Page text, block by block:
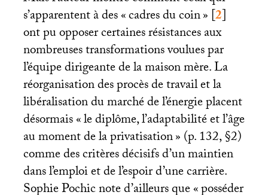
s’apparentent à des «cadres du coin»[2]
ont pu opposer certaines résistances aux
nombreuses transformations voulues par
l’équipe dirigeante de la maison mère. La
réorganisation des procès de travail et la
libéralisation du marché de l’énergie placent
désormais «le diplôme, l’adaptabilité et l’âge
au moment de la privatisation» (p. 132, §2)
comme des critères décisifs d’un maintien
dans l’emploi et de l’espoir d’une carrière.
Sophie Pochic note d’ailleurs que «posséder